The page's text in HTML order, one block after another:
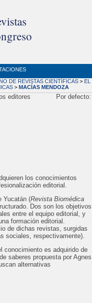
DE REVISTAS CIENTÍFICAS > EL
> MACÍAS MENDOZA
Por
editores
los conocimientos
editorial.
Yucatán (Revista Biomédica
Dos son los objetivos
entre el equipo editorial, y
formación editorial.
de dichas revistas, surgidas
sociales, respectivamente).
es adquirido de
saberes propuesta por Agnes
alternativas